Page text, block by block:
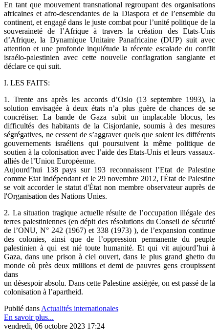
En tant que mouvement transnational regroupant des organisations
africaines et afro-descendantes de la Diaspora et de l’ensemble du
continent, et engagé dans le juste combat pour l’unité politique de la
souveraineté de l’Afrique à travers la création des Etats-Unis
d’Afrique, la Dynamique Unitaire Panafricaine (DUP) suit avec
attention et une profonde inquiétude la récente escalade du conflit
israélo-palestinien avec cette nouvelle conflagration sanglante et
déclare ce qui suit.
I. LES FAITS:
1. Trente ans après les accords d’Oslo (13 septembre 1993), la
solution envisagée à deux états n’a plus guère de chances de se
concrétiser. La bande de Gaza subit un implacable blocus, les
difficultés des habitants de la Cisjordanie, soumis à des mesures
ségrégatives, ne cessent de s’aggraver quels que soient les différents
gouvernements israéliens qui poursuivent la même politique de
soutien à la colonisation avec l’aide des Etats-Unis et leurs vassaux-
alliés de l’Union Européenne.
Aujourd’hui 138 pays sur 193 reconnaissent l’Etat de Palestine
comme Etat indépendant et le 29 novembre 2012, l'État de Palestine
se voit accorder le statut d'État non membre observateur auprès de
l'Organisation des Nations Unies.
2. La situation tragique actuelle résulte de l’occupation illégale des
terres palestiniennes (en dépit des résolutions du Conseil de sécurité
de l’ONU, N° 242 (1967) et 338 (1973) ), de l’expansion continue
des colonies, ainsi que de l’oppression permanente du peuple
palestinien à qui est nié toute humanité. Et qui vit aujourd’hui à
Gaza, dans une prison à ciel ouvert, dans le plus grand ghetto du
monde où près deux millions et demi de pauvres gens croupissent
dans
un désespoir absolu. Dans cette Palestine assiégée, on est passé de la
colonisation à l’apartheid.
Publié dans Actualités internationales
En savoir plus...
vendredi, 06 octobre 2023 17:24